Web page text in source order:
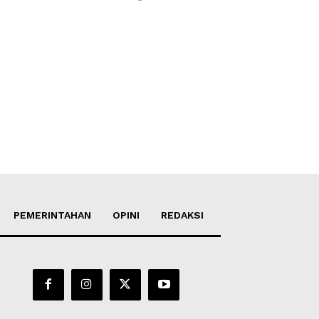
PEMERINTAHAN OPINI REDAKSI